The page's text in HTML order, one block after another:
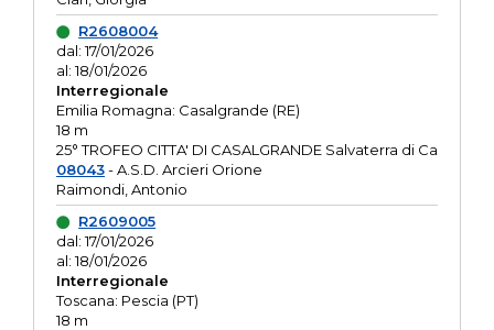
R2608004
dal: 17/01/2026
al: 18/01/2026
Interregionale
Emilia Romagna: Casalgrande (RE)
18 m
25° TROFEO CITTA' DI CASALGRANDE Salvaterra di Ca
08043- A.S.D. Arcieri Orione
Raimondi, Antonio
R2609005
dal: 17/01/2026
al: 18/01/2026
Interregionale
Toscana: Pescia (PT)
18 m